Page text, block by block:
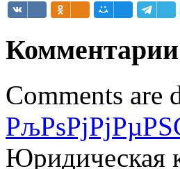
Comments are
Юридическая